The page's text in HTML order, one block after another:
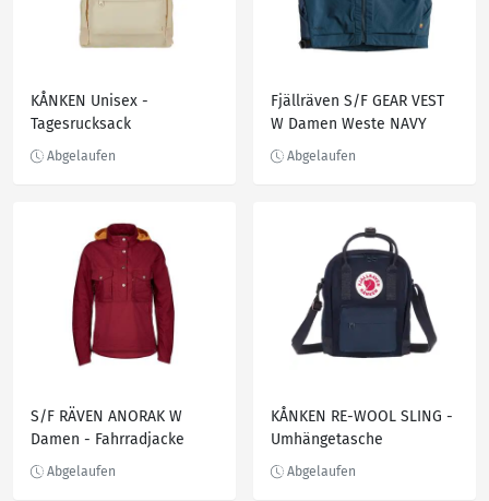
KÅNKEN Unisex -
Tagesrucksack
Fjällräven S/F GEAR VEST
W Damen Weste NAVY
S/F RÄVEN ANORAK W
Damen - Fahrradjacke
KÅNKEN RE-WOOL SLING -
Umhängetasche